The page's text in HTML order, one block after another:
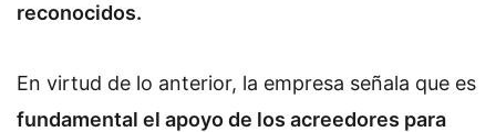
reconocidos.
En virtud de lo anterior, la empresa señala que es
fundamental el apoyo de los acreedores para